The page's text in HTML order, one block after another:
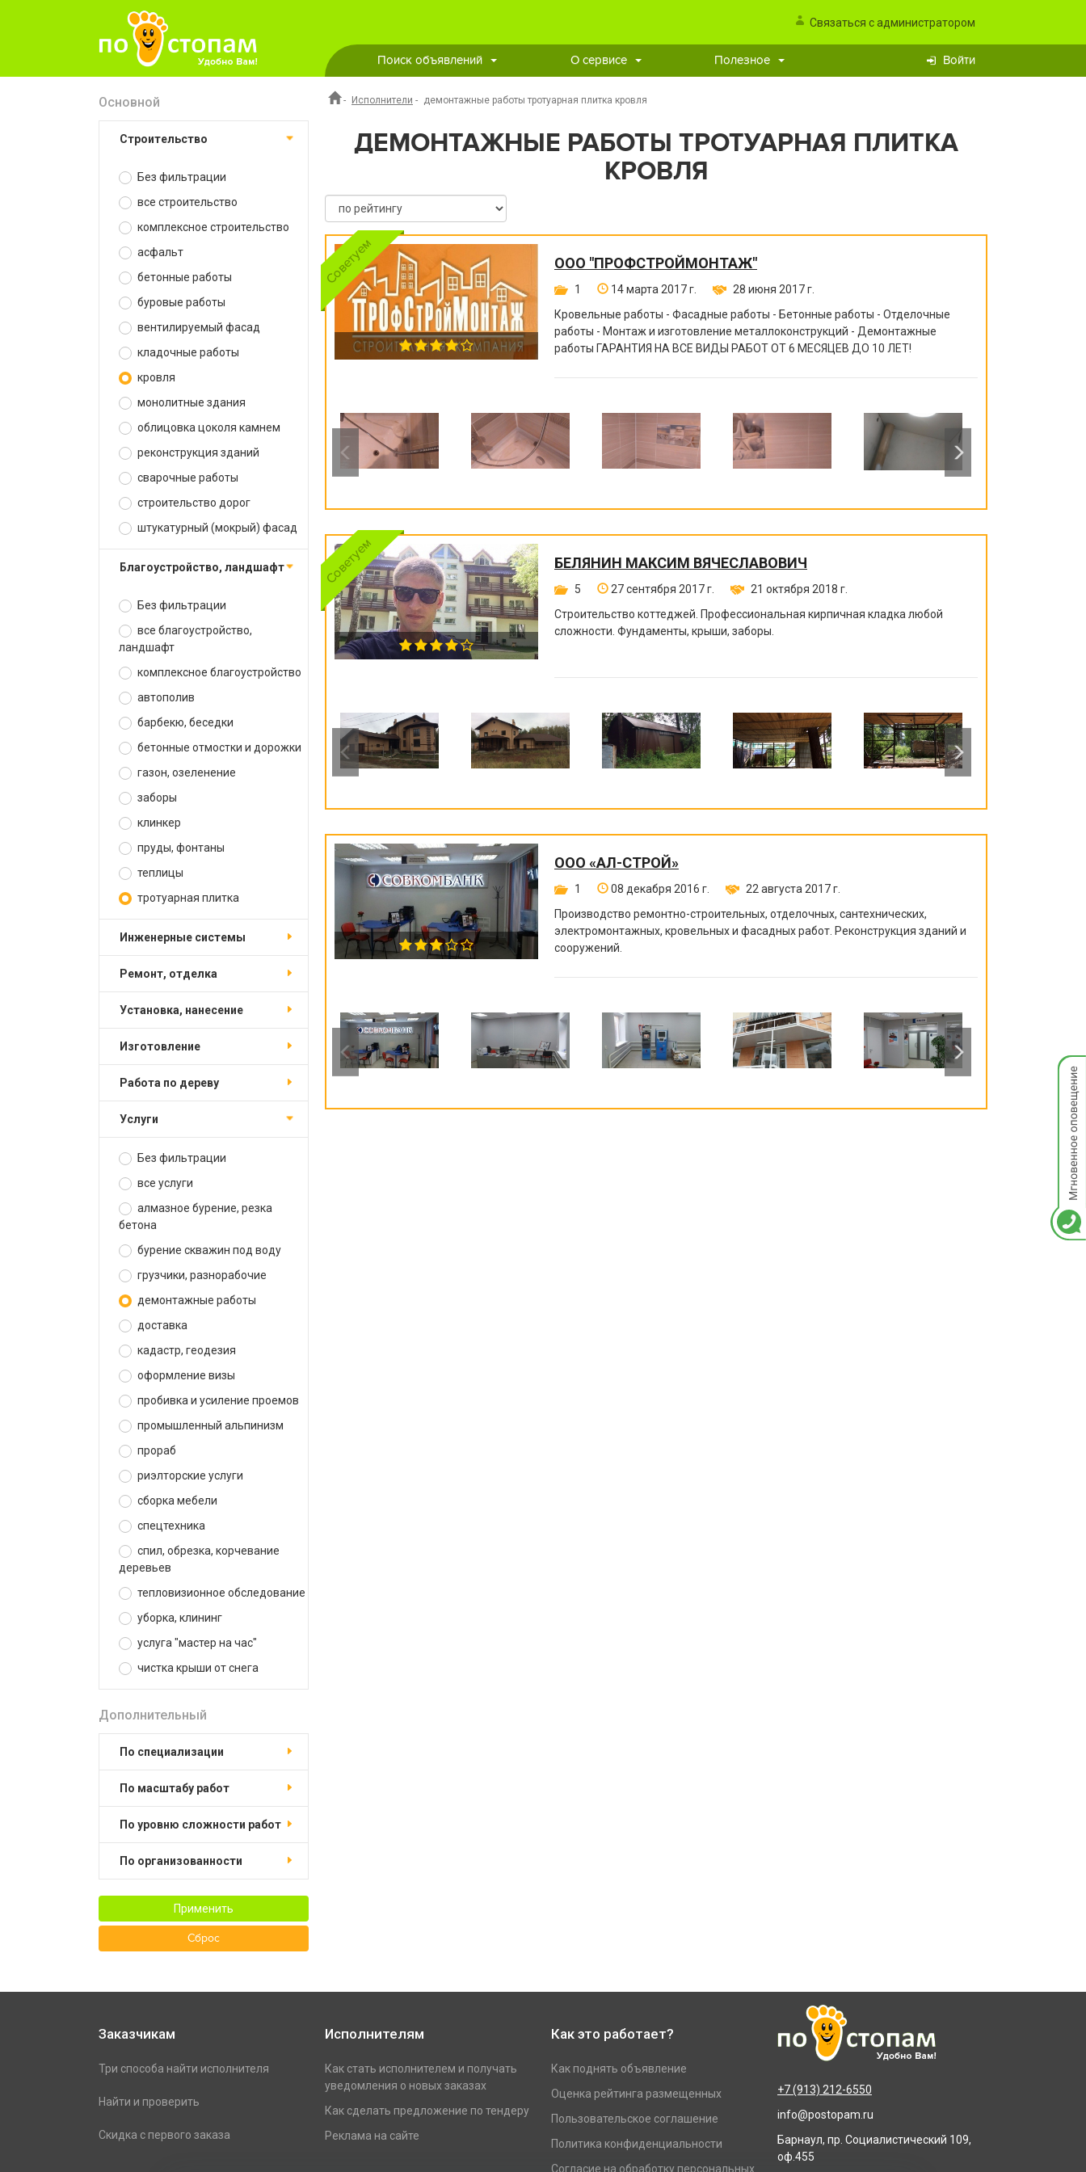
Связаться с администратором
Поиск объявлений О сервисе Полезное Войти
Основной
строительство
Без фильтрации
все строительство
комплексное строительство
асфальт
бетонные работы
буровые работы
вентилируемый фасад
кладочные работы
кровля
монолитные здания
облицовка цоколя камнем
реконструкция зданий
сварочные работы
строительство дорог
штукатурный (мокрый) фасад
благоустройство, ландшафт
Без фильтрации
все благоустройство,
ландшафт
комплексное благоустройство
автополив
барбекю, беседки
бетонные отмостки и дорожки
газон, озеленение
заборы
клинкер
пруды, фонтаны
теплицы
тротуарная плитка
инженерные системы
ремонт, отделка
установка, нанесение
изготовление
работа по дереву
услуги
Без фильтрации
все услуги
алмазное бурение, резка
бетона
бурение скважин под воду
грузчики, разнорабочие
демонтажные работы
доставка
кадастр, геодезия
оформление визы
пробивка и усиление проемов
промышленный альпинизм
прораб
риэлторские услуги
сборка мебели
спецтехника
спил, обрезка, корчевание
деревьев
тепловизионное обследование
уборка, клининг
услуга "мастер на час"
чистка крыши от снега
Дополнительный
по специализации
по масштабу работ
по уровню сложности работ
по организованности
Применить
Сброс
- Исполнители - демонтажные работы тротуарная плитка кровля
ДЕМОНТАЖНЫЕ РАБОТЫ ТРОТУАРНАЯ ПЛИТКА
КРОВЛЯ
ООО "ПРОФСТРОЙМОНТАЖ"
1 14 марта 2017 г.
28 июня 2017 г.
Кровельные работы - Фасадные работы - Бетонные работы - Отделочные
работы - Монтаж и изготовление металлоконструкций - Демонтажные
работы ГАРАНТИЯ НА ВСЕ ВИДЫ РАБОТ ОТ 6 МЕСЯЦЕВ ДО 10 ЛЕТ!
БЕЛЯНИН МАКСИМ ВЯЧЕСЛАВОВИЧ
5 27 сентября 2017 г.
21 октября 2018 г.
Строительство коттеджей. Профессиональная кирпичная кладка любой
сложности. Фундаменты, крыши, заборы.
ООО «АЛ-СТРОЙ»
1 08 декабря 2016 г.
22 августа 2017 г.
Производство ремонтно-строительных, отделочных, сантехнических,
электромонтажных, кровельных и фасадных работ. Реконструкция зданий и
сооружений.
Заказчикам
Три способа найти исполнителя
Найти и проверить
Скидка с первого заказа
Исполнителям
Как стать исполнителем и получать
уведомления о новых заказах
Как сделать предложение по тендеру
Реклама на сайте
Как это работает?
Как поднять объявление
Оценка рейтинга размещенных
Пользовательское соглашение
Политика конфиденциальности
Согласие на обработку персональных
+7 (913) 212-6550
info@postopam.ru
Барнаул, пр. Социалистический 109,
оф.455